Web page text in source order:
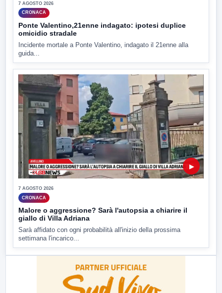
7 AGOSTO 2026
CRONACA
Ponte Valentino,21enne indagato: ipotesi duplice
omicidio stradale
Incidente mortale a Ponte Valentino, indagato il 21enne alla
guida...
▶
7 AGOSTO 2026
CRONACA
Malore o aggressione? Sarà l'autopsia a chiarire il
giallo di Villa Adriana
Sarà affidato con ogni probabilità all'inizio della prossima
settimana l'incarico...